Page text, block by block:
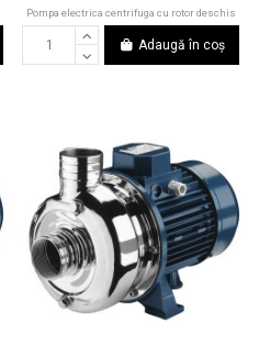
Pompa electrica centrifuga cu rotor deschis
Adaugă în coș